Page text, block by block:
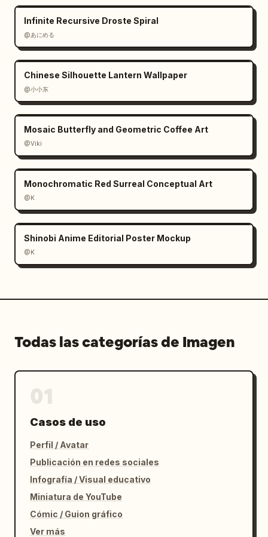
uniformemente de izquierda a derecha con
espacios estrechos, como una vista previa de
comparación de diseño. Mantén el texto en
japonés nítido y legible, conserva una fuerte
las tarjetas parezcan listas para los finales
de videos de formato corto."}
Infinite Recursive Droste Spiral
@あにめる
Chinese Silhouette Lantern Wallpaper
@小小东
Mosaic Butterfly and Geometric Coffee Art
@Viki
Monochromatic Red Surreal Conceptual Art
@K
Shinobi Anime Editorial Poster Mockup
@K
Todas las categorías de Imagen
Casos de uso
Perfil / Avatar
Publicación en redes sociales
Infografía / Visual educativo
Miniatura de YouTube
Cómic / Guion gráfico
Ver más